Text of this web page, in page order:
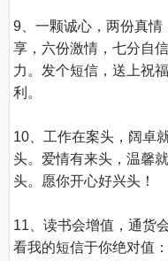
9、一颗诚心，两份真情
享，六份激情，七分自
力。发个短信，送上祝
利。
10、工作在案头，阔卓
头。爱情有来头，温馨
头。愿你开心好兴头！
11、读书会增值，通货
看我的短信于你绝对值